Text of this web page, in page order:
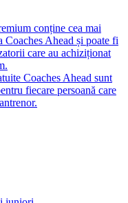
conține cea mai
Coaches Ahead și poate fi
care au achiziționat
Coaches Ahead sunt
fiecare persoană care